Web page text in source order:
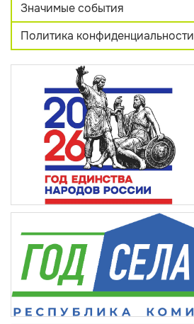
Значимые события
Политика конфиденциальности